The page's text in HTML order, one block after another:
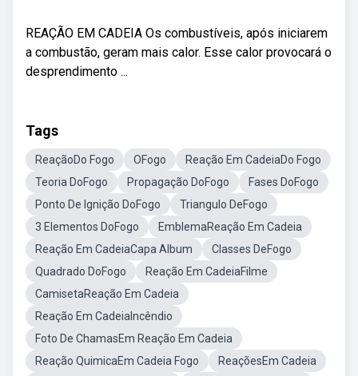
REAÇÃO EM CADEIA Os combustíveis, após iniciarem
a combustão, geram mais calor. Esse calor provocará o
desprendimento ...
Tags
ReaçãoDo Fogo OFogo
Reação Em CadeiaDo Fogo
Teoria DoFogo
Propagação DoFogo
Fases DoFogo
Ponto De Ignição DoFogo
Triangulo DeFogo
3 Elementos DoFogo
EmblemaReação Em Cadeia
Reação Em CadeiaCapa Album
Classes DeFogo
Quadrado DoFogo
Reação Em CadeiaFilme
CamisetaReação Em Cadeia
Reação Em CadeiaIncêndio
Foto De ChamasEm Reação Em Cadeia
Reação QuimicaEm Cadeia Fogo
ReaçõesEm Cadeia